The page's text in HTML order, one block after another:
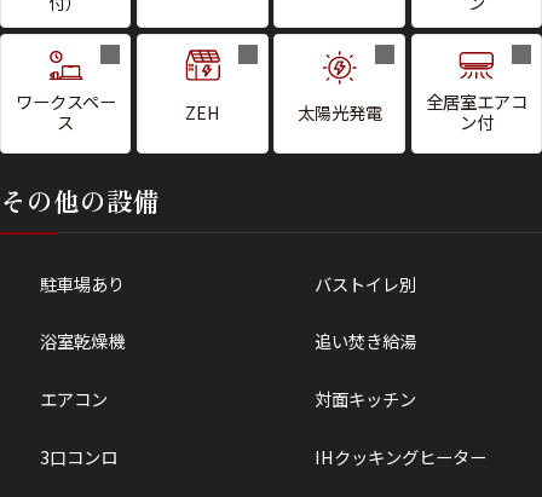
ワークスペー
ス
ZEH 太陽光発電
全居室エアコ
ン付
その他の設備
駐車場あり バストイレ別
浴室乾燥機 追い焚き給湯
エアコン 対面キッチン
3口コンロ IHクッキングヒーター